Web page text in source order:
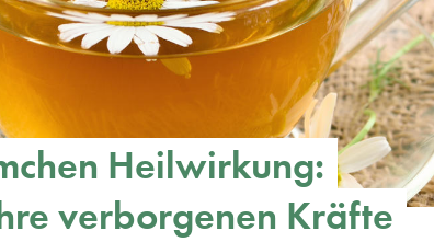
Heilwirkung:
verborgenen Kräfte